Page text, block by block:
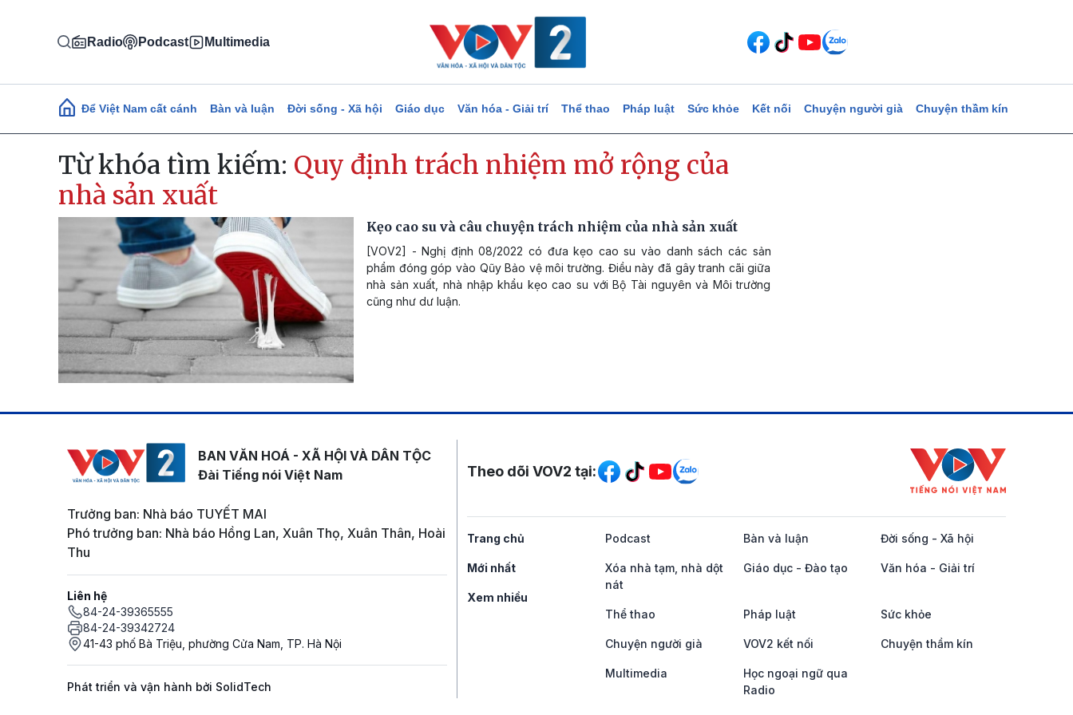
Radio Podcast Multimedia
Main navigation
Để Việt Nam cất cánh Bàn và luận Đời sống - Xã hội Giáo dục Văn hóa - Giải trí Thể thao Pháp luật Sức khỏe Kết nối Chuyện người già Chuyện thầm kín
Từ khóa tìm kiếm: Quy định trách nhiệm mở rộng của
nhà sản xuất
Kẹo cao su và câu chuyện trách nhiệm của nhà sản xuất
[VOV2] - Nghị định 08/2022 có đưa kẹo cao su vào danh sách các sản
phẩm đóng góp vào Qũy Bảo vệ môi trường. Điều này đã gây tranh cãi giữa
nhà sản xuất, nhà nhập khẩu kẹo cao su với Bộ Tài nguyên và Môi trường
cũng như dư luận.
BAN VĂN HOÁ - XÃ HỘI VÀ DÂN TỘC
Đài Tiếng nói Việt Nam
Trưởng ban: Nhà báo TUYẾT MAI
Phó trưởng ban: Nhà báo Hồng Lan, Xuân Thọ, Xuân Thân, Hoài
Thu
Liên hệ
84-24-39365555
84-24-39342724
41-43 phố Bà Triệu, phường Cửa Nam, TP. Hà Nội
Phát triển và vận hành bởi SolidTech
Mạng xã hội
Theo dõi VOV2 tại:
Trang chủ
Mới nhất
Xem nhiều
Podcast Bàn và luận Đời sống - Xã hội
Xóa nhà tạm, nhà dột
nát
Giáo dục - Đào tạo Văn hóa - Giải trí
Thể thao Pháp luật Sức khỏe
Chuyện người già VOV2 kết nối Chuyện thầm kín
Multimedia
Học ngoại ngữ qua
Radio